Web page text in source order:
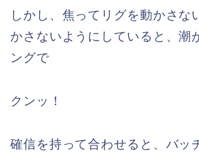
しかし、焦ってリグを動かさな
かさないようにしていると、潮
ングで
クンッ！
確信を持って合わせると、バッ